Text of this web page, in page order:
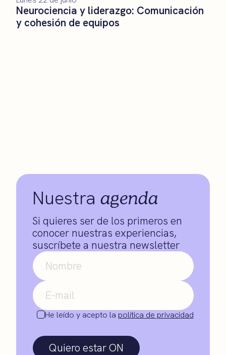
Neurociencia y liderazgo: Comunicación
y cohesión de equipos
Nuestra agenda
Si quieres ser de los primeros en
conocer nuestras experiencias,
suscríbete a nuestra newsletter
He leído y acepto la política de privacidad
Quiero estar ON